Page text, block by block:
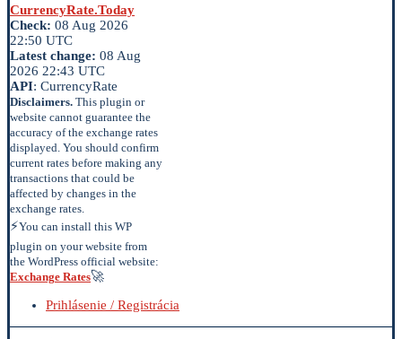
CurrencyRate.Today
Check: 08 Aug 2026
22:50 UTC
Latest change: 08 Aug
2026 22:43 UTC
API: CurrencyRate
Disclaimers. This plugin or
website cannot guarantee the
accuracy of the exchange rates
displayed. You should confirm
current rates before making any
transactions that could be
affected by changes in the
exchange rates.
⚡You can install this WP
plugin on your website from
the WordPress official website:
Exchange Rates🚀
Prihlásenie / Registrácia